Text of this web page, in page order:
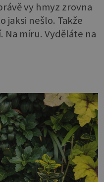
vy hmyz zrovna
jaksi nešlo. Takže
míru. Vyděláte na